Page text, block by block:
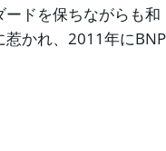
ドを保ちながらも和
かれ、2011年にBNP